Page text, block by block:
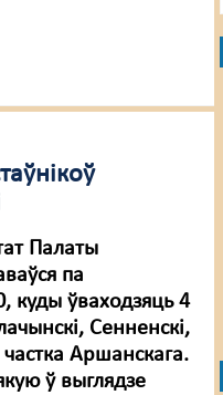
Палаты
па
куды ўваходзяць 4
Сенненскі,
частка Аршанскага.
ў выглядзе